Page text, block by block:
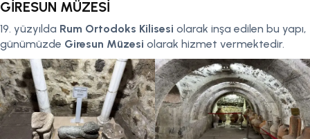
GİRESUN MÜZESİ
19. yüzyılda Rum Ortodoks Kilisesi olarak inşa edilen bu yapı,
günümüzde Giresun Müzesi olarak hizmet vermektedir.